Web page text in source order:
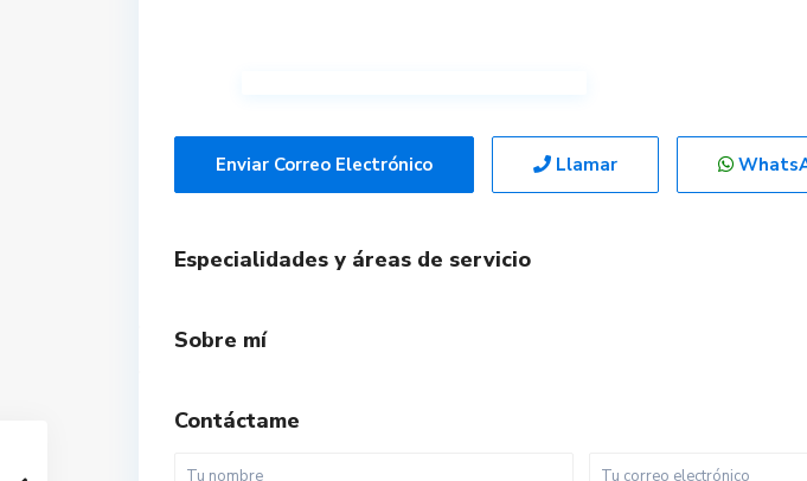
Enviar Correo Electrónico Llamar
Especialidades y áreas de servicio
Sobre mí
Contáctame